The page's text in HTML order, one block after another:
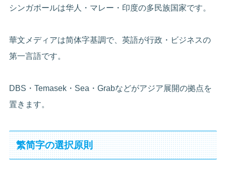
シンガポールは华人・マレー・印度の多民族国家です。
華文メディアは简体字基調で、英語が行政・ビジネスの
第一言語です。
DBS・Temasek・Sea・Grabなどがアジア展開の拠点を
置きます。
繁简字の選択原則